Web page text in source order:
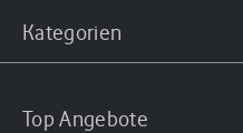
Kategorien
Top Angebote